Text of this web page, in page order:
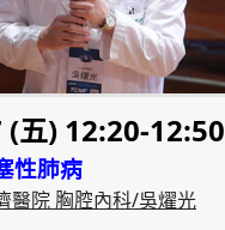
五) 12:20-12:50
性肺病
醫院 胸腔內科/吳燿光